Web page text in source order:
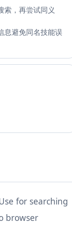
索，再尝试同义
息避免同名技能误
for searching
browser